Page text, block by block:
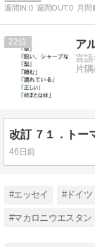
週間IN:0 週間OUT:0 月間
22 ア
言
片
46日前
#エッセイ #ドイツ
#マカロニウエスタン